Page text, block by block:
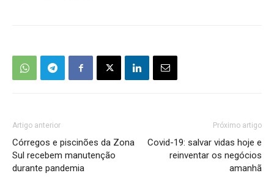
Artigo anterior
Córregos e piscinões da Zona
Sul recebem manutenção
durante pandemia
Próximo artigo
Covid-19: salvar vidas hoje e
reinventar os negócios
amanhã